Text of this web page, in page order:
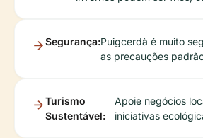
Segurança:Puigcerdà é muito
as precauções
Turismo
Sustentável:
Apoie negócios
iniciativas